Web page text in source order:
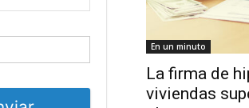
En un minuto
La firma de
viviendas